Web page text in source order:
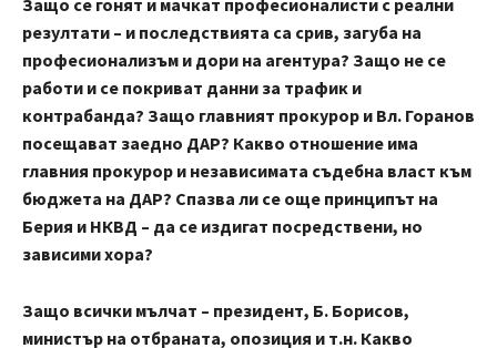
Защо се гонят и мачкат професионалисти с реални
резултати – и последствията са срив, загуба на
професионализъм и дори на агентура? Защо не се
работи и се покриват данни за трафик и
контрабанда? Защо главният прокурор и Вл. Горанов
посещават заедно ДАР? Какво отношение има
главния прокурор и независимата съдебна власт към
бюджета на ДАР? Спазва ли се още принципът на
Берия и НКВД – да се издигат посредствени, но
зависими хора?
Защо всички мълчат – президент, Б. Борисов,
министър на отбраната, опозиция и т.н. Какво